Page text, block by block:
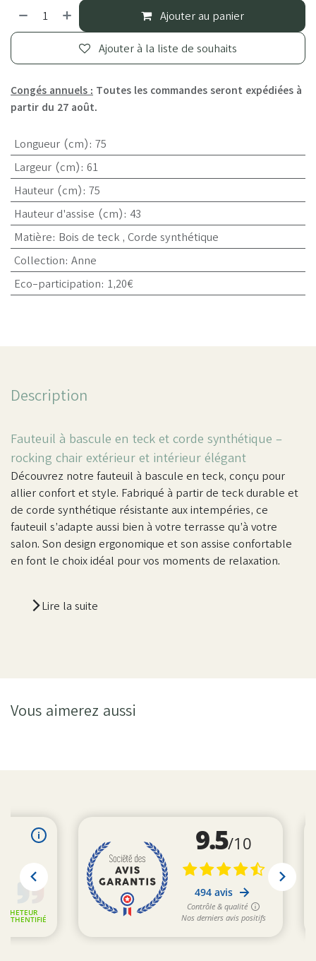
Ajouter au panier
Ajouter à la liste de souhaits
Congés annuels : Toutes les commandes seront expédiées à
partir du 27 août.
Longueur (cm): 75
Largeur (cm): 61
Hauteur (cm): 75
Hauteur d'assise (cm): 43
Matière: Bois de teck, Corde synthétique
Collection: Anne
Eco-participation: 1,20€
Description
Fauteuil à bascule en teck et corde synthétique –
rocking chair extérieur et intérieur élégant
Découvrez notre fauteuil à bascule en teck, conçu pour
allier confort et style. Fabriqué à partir de teck durable et
de corde synthétique résistante aux intempéries, ce
fauteuil s’adapte aussi bien à votre terrasse qu’à votre
salon. Son design ergonomique et son assise confortable
en font le choix idéal pour vos moments de relaxation.
Lire la suite
Vous aimerez aussi